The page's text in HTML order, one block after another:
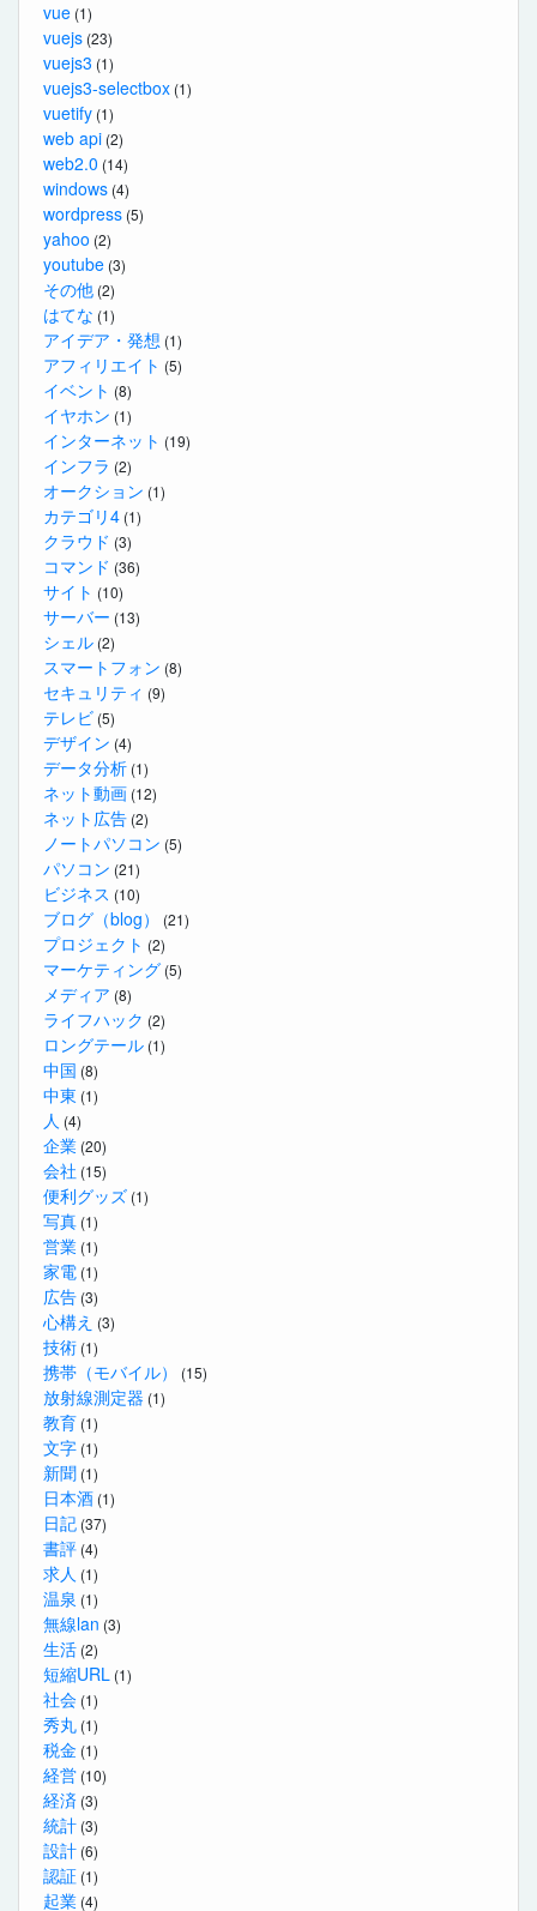
vue (1)
vuejs (23)
vuejs3 (1)
vuejs3-selectbox (1)
vuetify (1)
web api (2)
web2.0 (14)
windows (4)
wordpress (5)
yahoo (2)
youtube (3)
その他 (2)
はてな (1)
アイデア・発想 (1)
アフィリエイト (5)
イベント (8)
イヤホン (1)
インターネット (19)
インフラ (2)
オークション (1)
カテゴリ4 (1)
クラウド (3)
コマンド (36)
サイト (10)
サーバー (13)
シェル (2)
スマートフォン (8)
セキュリティ (9)
テレビ (5)
デザイン (4)
データ分析 (1)
ネット動画 (12)
ネット広告 (2)
ノートパソコン (5)
パソコン (21)
ビジネス (10)
ブログ（blog） (21)
プロジェクト (2)
マーケティング (5)
メディア (8)
ライフハック (2)
ロングテール (1)
中国 (8)
中東 (1)
人 (4)
企業 (20)
会社 (15)
便利グッズ (1)
写真 (1)
営業 (1)
家電 (1)
広告 (3)
心構え (3)
技術 (1)
携帯（モバイル） (15)
放射線測定器 (1)
教育 (1)
文字 (1)
新聞 (1)
日本酒 (1)
日記 (37)
書評 (4)
求人 (1)
温泉 (1)
無線lan (3)
生活 (2)
短縮URL (1)
社会 (1)
秀丸 (1)
税金 (1)
経営 (10)
経済 (3)
統計 (3)
設計 (6)
認証 (1)
起業 (4)